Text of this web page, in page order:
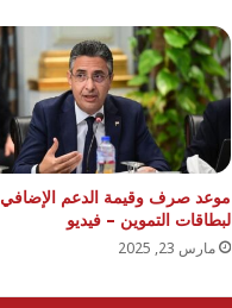
موعد صرف وقيمة الدعم الإضافي
لبطاقات التموين – فيديو
مارس 23, 2025